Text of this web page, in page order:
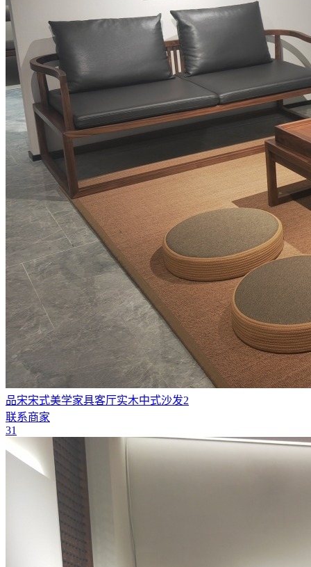
品宋宋式美学家具客厅实木中式沙发2
联系商家
31